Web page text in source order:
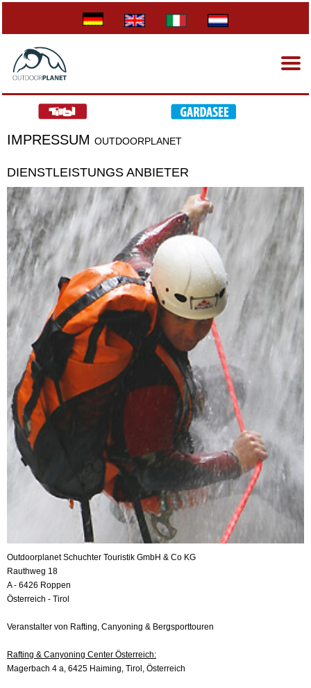
IMPRESSUM OUTDOORPLANET
DIENSTLEISTUNGS ANBIETER
Outdoorplanet Schuchter Touristik GmbH & Co KG
Rauthweg 18
A - 6426 Roppen
Österreich - Tirol
Veranstalter von Rafting, Canyoning & Bergsporttouren
Rafting & Canyoning Center Österreich:
Magerbach 4 a, 6425 Haiming, Tirol, Österreich